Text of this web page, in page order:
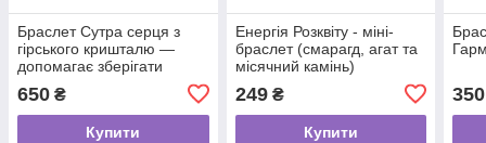
Браслет Сутра серця з
гірського кришталю —
допомагає зберігати
650 ₴
Купити
Енергія Розквіту - міні-
браслет (смарагд, агат та
місячний камінь)
249₴
Купити
350